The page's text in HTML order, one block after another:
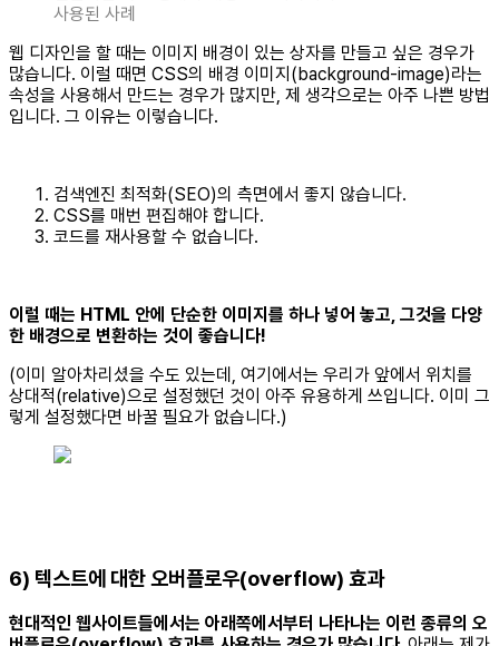
사용된 사례
웹 디자인을 할 때는 이미지 배경이 있는 상자를 만들고 싶은 경우가
많습니다. 이럴 때면 CSS의 배경 이미지(background-image)라는
속성을 사용해서 만드는 경우가 많지만, 제 생각으로는 아주 나쁜 방법
입니다. 그 이유는 이렇습니다.
검색엔진 최적화(SEO)의 측면에서 좋지 않습니다.
CSS를 매번 편집해야 합니다.
코드를 재사용할 수 없습니다.
이럴 때는 HTML 안에 단순한 이미지를 하나 넣어 놓고, 그것을 다양
한 배경으로 변환하는 것이 좋습니다!
(이미 알아차리셨을 수도 있는데, 여기에서는 우리가 앞에서 위치를
상대적(relative)으로 설정했던 것이 아주 유용하게 쓰입니다. 이미 그
렇게 설정했다면 바꿀 필요가 없습니다.)
6) 텍스트에 대한 오버플로우(overflow) 효과
현대적인 웹사이트들에서는 아래쪽에서부터 나타나는 이런 종류의 오